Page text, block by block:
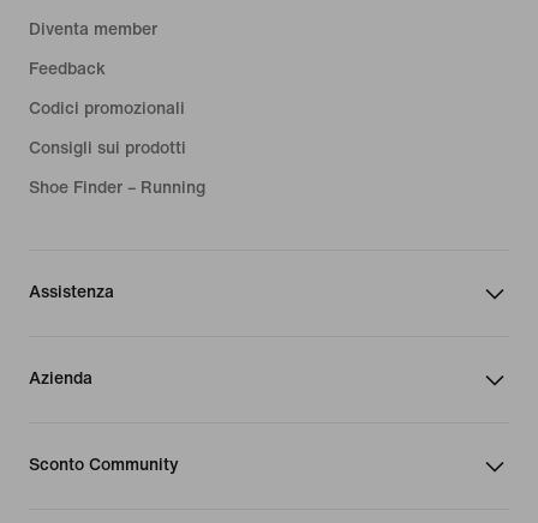
Diventa member
Feedback
Codici promozionali
Consigli sui prodotti
Shoe Finder – Running
Assistenza
Azienda
Sconto Community